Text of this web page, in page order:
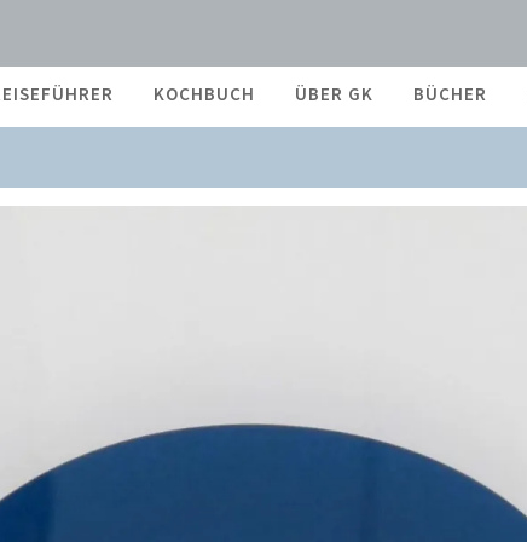
KOCHBUCH ÜBER GK BÜCHER
IM NETZ #2025_KW04